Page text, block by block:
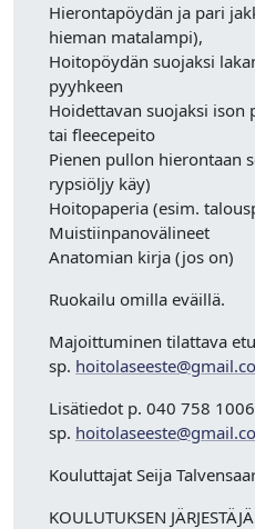
Hierontapöydän ja pari
hieman matalampi),
Hoitopöydän suojaksi
pyyhkeen
Hoidettavan suojaksi ison
tai fleecepeito
Pienen pullon hierontaan
rypsiöljy käy)
Hoitopaperia (esim.
Muistiinpanovälineet
Anatomian kirja (jos on)
Ruokailu omilla eväillä.
Majoittuminen tilattava
sp.
Lisätiedot p. 040 758
sp.
Kouluttajat Seija
KOULUTUKSEN